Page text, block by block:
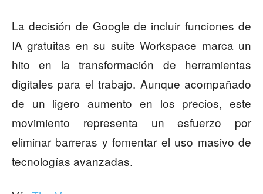
La decisión de Google de incluir funciones de
IA gratuitas en su suite Workspace marca un
hito en la transformación de herramientas
digitales para el trabajo. Aunque acompañado
de un ligero aumento en los precios, este
movimiento representa un esfuerzo por
eliminar barreras y fomentar el uso masivo de
tecnologías avanzadas.